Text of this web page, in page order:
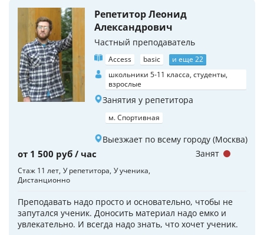
Репетитор Леонид
Александрович
Частный преподаватель
Access basic
и еще 22
школьники 5-11 класса, студенты,
взрослые
Занятия у репетитора
м. Спортивная
Выезжает по всему городу (Москва)
от 1 500 руб / час
Стаж 11 лет У репетитора У ученика
Дистанционно
Преподавать надо просто и основательно, чтобы не
запутался ученик. Доносить материал надо емко и
увлекательно. И всегда надо знать, что хочет ученик.
Занят